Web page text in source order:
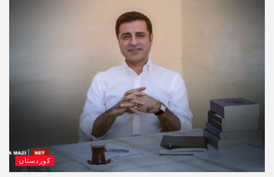
کوردستان